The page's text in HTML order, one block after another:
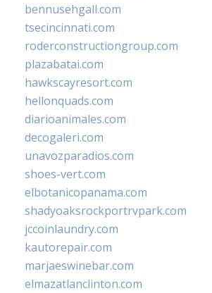
bennusehgall.com
tsecincinnati.com
roderconstructiongroup.com
plazabatai.com
hawkscayresort.com
hellonquads.com
diarioanimales.com
decogaleri.com
unavozparadios.com
shoes-vert.com
elbotanicopanama.com
shadyoaksrockportrvpark.com
jccoinlaundry.com
kautorepair.com
marjaeswinebar.com
elmazatlanclinton.com